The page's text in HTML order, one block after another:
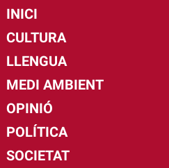
INICI
CULTURA
LLENGUA
MEDI AMBIENT
OPINIÓ
POLÍTICA
SOCIETAT